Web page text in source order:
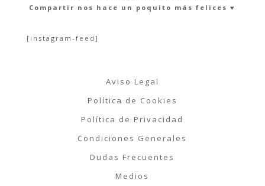
Compartir nos hace un poquito más felices ♥︎
[instagram-feed]
Aviso Legal
Política de Cookies
Política de Privacidad
Condiciones Generales
Dudas Frecuentes
Medios